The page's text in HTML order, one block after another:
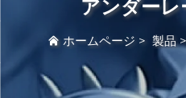
アンダー
ホームページ > 製品>